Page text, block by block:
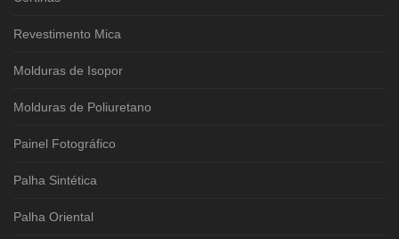
Revestimento Mica
Molduras de Isopor
Molduras de Poliuretano
Painel Fotográfico
Palha Sintética
Palha Oriental